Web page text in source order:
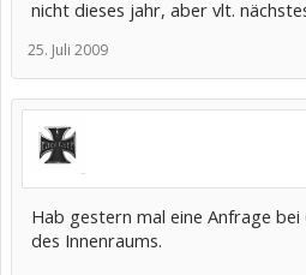
nicht dieses jahr, aber vlt.
25. Juli 2009
Hab gestern mal eine Anfrage bei
des Innenraums.